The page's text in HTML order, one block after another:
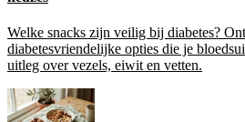
Welke snacks zijn veilig bij diabetes?
diabetesvriendelijke opties die je
uitleg over vezels, eiwit en vetten.